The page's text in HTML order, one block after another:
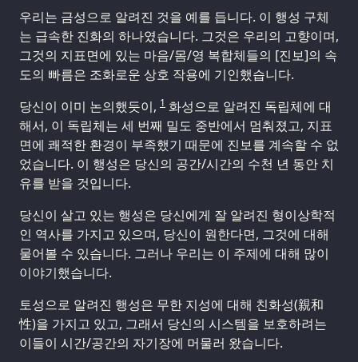
우리는 금성으로 알려진 것을 예를 듭니다. 이 행성 구체
는 급속한 진화의 하나였습니다. 그것은 우리의 고향이며,
그것의 지표면에 있는 마음/몸/영 복합체들의 [진보]의 속
도의 빠름은 조화로운 상호 작용에 기인했습니다.
당신이 이미 논의했듯이, 1 화성으로 알려진 독립체에 대
해서, 이 독립체는 세 번째 밀도 중반에서 멈춰졌고, 지표
면에 쾌적한 환경이 부족했기 때문에 진보를 계속할 수 없
었습니다. 이 행성은 당신의 공간/시간의 수천 년 동안 치
유를 받을 것입니다.
당신이 살고 있는 행성은 당신에게 잘 알려진 형이상학적
인 역사를 가지고 있으며, 당신이 원한다면, 그것에 대해
물어볼 수 있습니다. 그러나 우리는 이 주제에 대해 많이
이야기했습니다.
토성으로 알려진 행성은 무한 지성에 대해 친화성(親和
性)을 가지고 있고, 그래서 당신의 시스템을 보호하려는
이들이 시간/공간의 자기장에 머물러 왔습니다.